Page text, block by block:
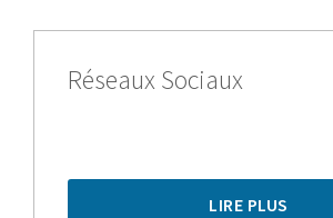
Réseaux Sociaux
LIRE PLUS